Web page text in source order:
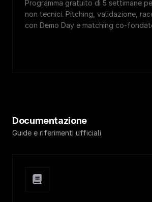
Programma gratuito di 5 settimane
non tecnici. Pitching, validazione,
con Demo Day e matching co-
Documentazione
Guide e riferimenti ufficiali